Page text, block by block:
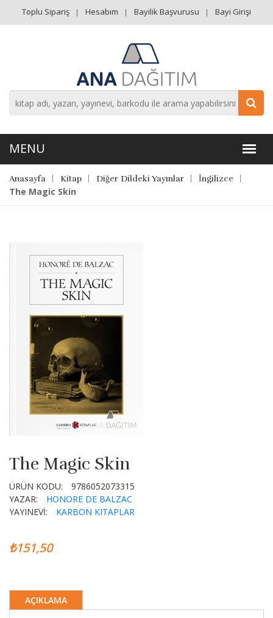
Toplu Sipariş Hesabım Bayilik Başvurusu Bayi Girişi
Anasayfa Kitap Diğer Dildeki Yayınlar İngilizce
The Magic Skin
The Magic Skin
ÜRÜN KODU:
9786052073315
YAZAR:
HONORE DE BALZAC
YAYINEVİ:
KARBON KITAPLAR
₺151,50
AÇIKLAMA